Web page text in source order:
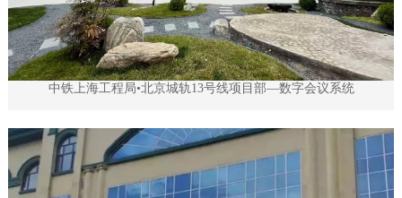
中铁上海工程局•北京城轨13号线项目部—数字会议系统